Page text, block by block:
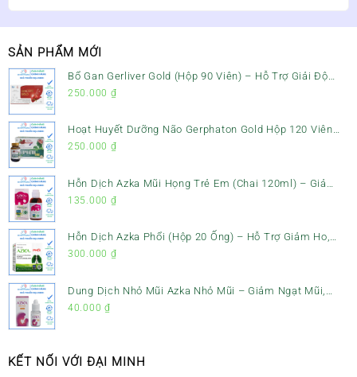
SẢN PHẨM MỚI
Bổ Gan Gerliver Gold (Hộp 90 Viên) – Hỗ Trợ Giải Độc
Gan, Mát Gan & Bảo Vệ Gan
250.000 ₫
Hoạt Huyết Dưỡng Não Gerphaton Gold Hộp 120 Viên
– Giảm Đau Đầu, Hoa Mắt, Chóng Mặt & Rối Loạn Tiền
250.000 ₫
Hỗn Dịch Azka Mũi Họng Trẻ Em (Chai 120ml) – Giảm
Ho, Tiêu Đờm & Đau Rát Họng
135.000 ₫
Hỗn Dịch Azka Phổi (Hộp 20 Ống) – Hỗ Trợ Giảm Ho,
Tiêu Đờm & Bổ Phổi
300.000 ₫
Dung Dịch Nhỏ Mũi Azka Nhỏ Mũi – Giảm Ngạt Mũi,
Sổ Mũi Cho Trẻ Sơ Sinh
40.000 ₫
KẾT NỐI VỚI ĐẠI MINH